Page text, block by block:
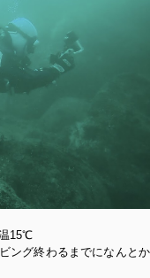
15℃
ング終わるまでになんとか